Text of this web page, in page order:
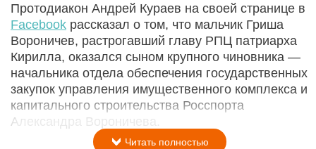
Протодиакон Андрей Кураев на своей странице в
Facebook рассказал о том, что мальчик Гриша
Вороничев, растрогавший главу РПЦ патриарха
Кирилла, оказался сыном крупного чиновника —
начальника отдела обеспечения государственных
закупок управления имущественного комплекса и
капитального строительства Росспорта
Александра Вороничева.
Читать полностью